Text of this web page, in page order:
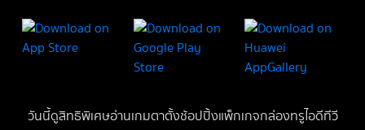
วันนี้ดูสิทธิพิเศษอ่านเกมตาตั้งช้อปปิ้งแพ็กเกจกล่องทรูไอดีทีวี